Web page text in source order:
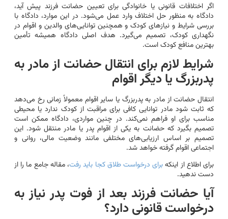
اگر اختلافات قانونی یا خانوادگی برای تعیین حضانت فرزند پیش آید،
دادگاه به منظور حل اختلاف وارد عمل می‌شود. در این موارد، دادگاه با
بررسی شرایط و نیازهای کودک و همچنین توانایی‌های والدین و اقوام در
نگهداری کودک، تصمیم می‌گیرد. هدف اصلی دادگاه همیشه تأمین
بهترین منافع کودک است.
شرایط لازم برای انتقال حضانت از مادر به
پدربزرگ یا دیگر اقوام
انتقال حضانت از مادر به پدربزرگ یا سایر اقوام معمولاً زمانی رخ می‌دهد
که ثابت شود مادر توانایی کافی برای مراقبت از کودک ندارد یا محیطی
مناسب برای او فراهم نمی‌کند. در چنین مواردی، دادگاه ممکن است
تصمیم بگیرد که حضانت به یکی از اقوام پدر یا مادر منتقل شود. این
تصمیم بر اساس ارزیابی‌های مختلفی مانند وضعیت مالی، روانی و
اجتماعی اقوام گرفته خواهد شد.
برای اطلاع از اینکهبرای درخواست طلاق کجا باید رفت، مقاله جامع ما را از
دست ندهید.
آیا حضانت فرزند بعد از فوت پدر نیاز به
درخواست قانونی دارد؟